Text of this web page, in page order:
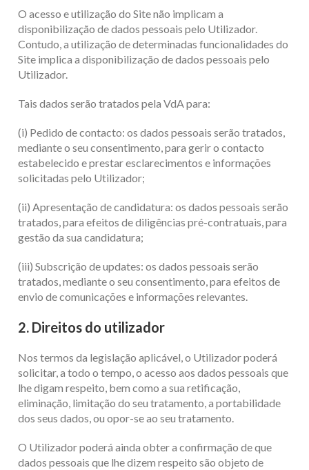
O acesso e utilização do Site não implicam a
disponibilização de dados pessoais pelo Utilizador.
Contudo, a utilização de determinadas funcionalidades do
Site implica a disponibilização de dados pessoais pelo
Utilizador.
Tais dados serão tratados pela VdA para:
(i) Pedido de contacto: os dados pessoais serão tratados,
mediante o seu consentimento, para gerir o contacto
estabelecido e prestar esclarecimentos e informações
solicitadas pelo Utilizador;
(ii) Apresentação de candidatura: os dados pessoais serão
tratados, para efeitos de diligências pré-contratuais, para
gestão da sua candidatura;
(iii) Subscrição de updates: os dados pessoais serão
tratados, mediante o seu consentimento, para efeitos de
envio de comunicações e informações relevantes.
2. Direitos do utilizador
Nos termos da legislação aplicável, o Utilizador poderá
solicitar, a todo o tempo, o acesso aos dados pessoais que
lhe digam respeito, bem como a sua retificação,
eliminação, limitação do seu tratamento, a portabilidade
dos seus dados, ou opor-se ao seu tratamento.
O Utilizador poderá ainda obter a confirmação de que
dados pessoais que lhe dizem respeito são objeto de